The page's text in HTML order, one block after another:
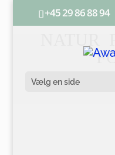
+45 29 86 88 94
Vælg en side